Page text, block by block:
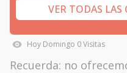
VER TODAS LAS
Hoy Domingo 0Visitas
Recuerda: no